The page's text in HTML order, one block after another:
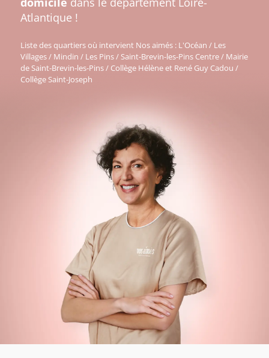
Atlantique !
Liste des quartiers où intervient Nos aimés : L'Océan / Les
Villages / Mindin / Les Pins / Saint-Brevin-les-Pins Centre / Mairie
de Saint-Brevin-les-Pins / Collège Hélène et René Guy Cadou /
Collège Saint-Joseph